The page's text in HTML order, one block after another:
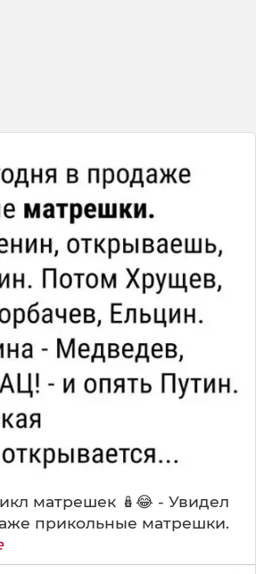
матрешек 🪆😂 - Увидел
прикольные матрешки.